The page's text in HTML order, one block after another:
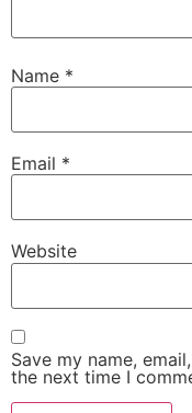
Name *
Email *
Website
Save my name,
the next time I